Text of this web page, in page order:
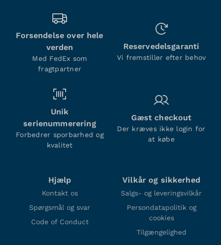
Forsendelse over hele
verden
Med FedEx som
fragtpartner
Reservedelsgaranti
Vi fremstiller efter behov
Unik
serienummerering
Forbedrer sporbarhed og
kvalitet
Gæst checkout
Der kræves ikke login for
at købe
Hjælp
Kontakt os
Spørgsmål og svar
Code of Conduct
Vilkår og sikkerhed
Salgs- og leveringsvilkår
Persondatapolitik og
cookies
Tilgængelighed